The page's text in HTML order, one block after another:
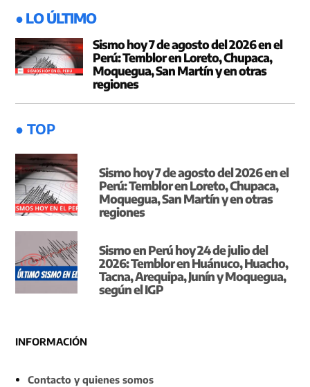
● LO ÚLTIMO
Sismo hoy 7 de agosto del 2026 en el
Perú: Temblor en Loreto, Chupaca,
Moquegua, San Martín y en otras
regiones
● TOP
Sismo hoy 7 de agosto del 2026 en el
Perú: Temblor en Loreto, Chupaca,
Moquegua, San Martín y en otras
regiones
Sismo en Perú hoy 24 de julio del
2026: Temblor en Huánuco, Huacho,
Tacna, Arequipa, Junín y Moquegua,
según el IGP
INFORMACIÓN
Contacto y quienes somos